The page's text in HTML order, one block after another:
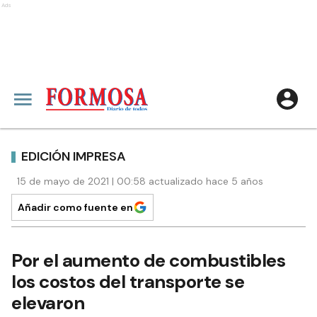
Ads
EDICIÓN IMPRESA
15 de mayo de 2021 | 00:58 actualizado hace 5 años
Añadir como fuente en
Por el aumento de combustibles
los costos del transporte se
elevaron